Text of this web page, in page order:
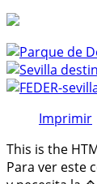
Imprimir
This is the
Para ver este